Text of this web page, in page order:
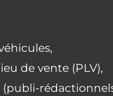
de vente (PLV),
(publi-